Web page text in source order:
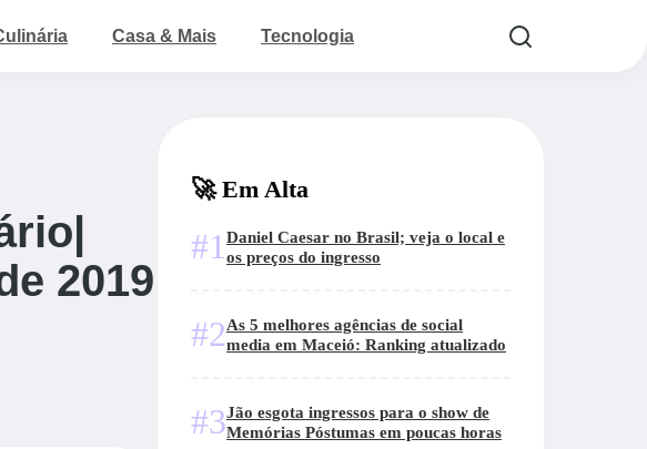
Casa & Mais Tecnologia
2019
🚀 Em Alta
#1Daniel Caesar no Brasil; veja o local e
os preços do ingresso
#2As 5 melhores agências de social
media em Maceió: Ranking atualizado
#3Jão esgota ingressos para o show de
Memórias Póstumas em poucas horas